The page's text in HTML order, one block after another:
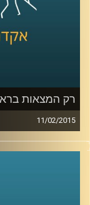
רק המצאות
11/02/2015
דוקטור נעם
כבר במהלך